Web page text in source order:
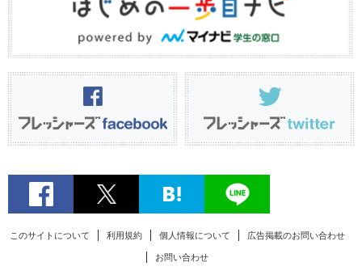
このサイトについて 利用規約 個人情報について 広告掲載のお問い合わせ
お問い合わせ